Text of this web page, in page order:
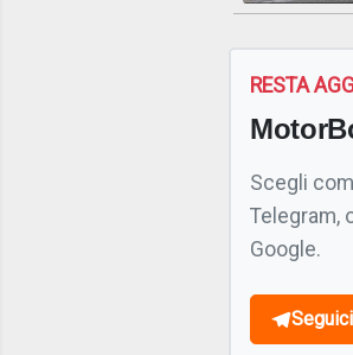
RESTA
Scegli
Telegram,
Google.